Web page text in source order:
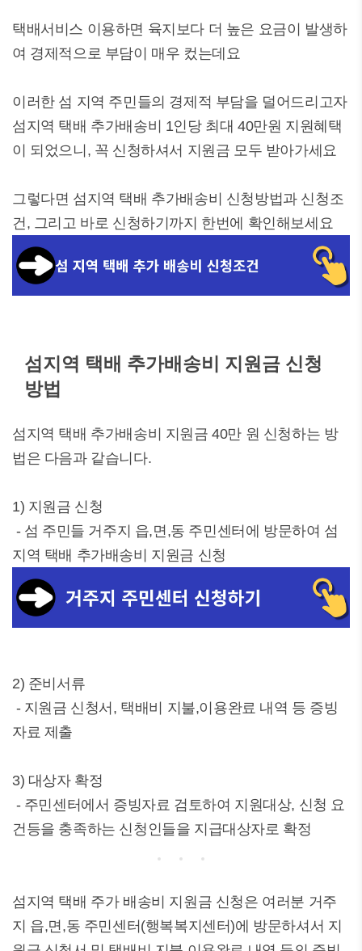
택배서비스 이용하면 육지보다 더 높은 요금이 발생하
여 경제적으로 부담이 매우 컸는데요
이러한 섬 지역 주민들의 경제적 부담을 덜어드리고자
섬지역 택배 추가배송비 1인당 최대 40만원 지원혜택
이 되었으니, 꼭 신청하셔서 지원금 모두 받아가세요
그렇다면 섬지역 택배 추가배송비 신청방법과 신청조
건, 그리고 바로 신청하기까지 한번에 확인해보세요
섬지역 택배 추가배송비 지원금 신청
방법
섬지역 택배 추가배송비 지원금 40만 원 신청하는 방
법은 다음과 같습니다.
1) 지원금 신청
- 섬 주민들 거주지 읍,면,동 주민센터에 방문하여 섬
지역 택배 추가배송비 지원금 신청
2) 준비서류
- 지원금 신청서, 택배비 지불,이용완료 내역 등 증빙
자료 제출
3) 대상자 확정
- 주민센터에서 증빙자료 검토하여 지원대상, 신청 요
건등을 충족하는 신청인들을 지급대상자로 확정
섬지역 택배 주가 배송비 지원금 신청은 여러분 거주
지 읍,면,동 주민센터(행복복지센터)에 방문하셔서 지